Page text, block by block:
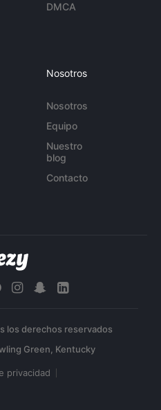
DMCA
Nosotros
Nosotros
Equipo
Nuestro
blog
Contacto
los derechos reservados
privacidad